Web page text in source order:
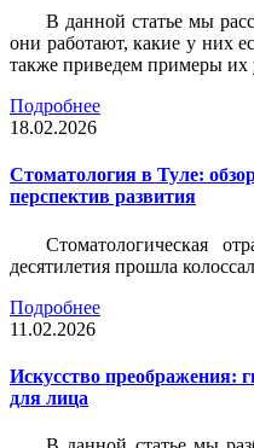
В данной статье мы
они работают, какие у них
также приведем примеры
Подробнее
18.02.2026
Стоматология в Туле:
перспектив развития
Стоматологическая
десятилетия прошла
Подробнее
11.02.2026
Искусство преображения:
для лица